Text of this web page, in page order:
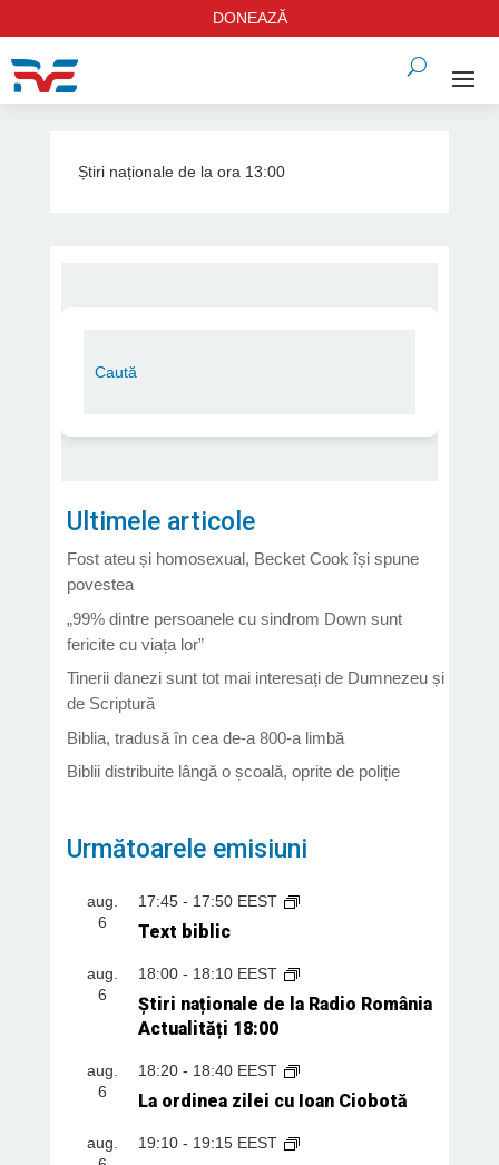
DONEAZĂ
Știri naționale de la ora 13:00
Ultimele articole
Fost ateu și homosexual, Becket Cook își spune
povestea
„99% dintre persoanele cu sindrom Down sunt
fericite cu viața lor”
Tinerii danezi sunt tot mai interesați de Dumnezeu și
de Scriptură
Biblia, tradusă în cea de-a 800-a limbă
Biblii distribuite lângă o școală, oprite de poliție
Următoarele emisiuni
aug.
6
17:45- 17:50 EEST
Text biblic
aug.
6
18:00- 18:10 EEST
Știri naționale de la Radio România
Actualități 18:00
aug.
6
18:20- 18:40 EEST
La ordinea zilei cu Ioan Ciobotă
aug.
19:10- 19:15 EEST